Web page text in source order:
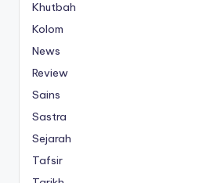
Khutbah
Kolom
News
Review
Sains
Sastra
Sejarah
Tafsir